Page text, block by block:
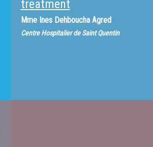
treatment
Mme Ines Dehboucha Agred
Centre Hospitalier de Saint Quentin